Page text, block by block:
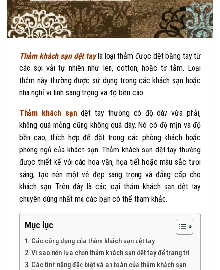
Thảm khách sạn dệt taylà loại thảm được dệt bằng tay từ
các sợi vải tự nhiên như len, cotton, hoặc tơ tằm. Loại
thảm này thường được sử dụng trong các khách sạn hoặc
nhà nghỉ vì tính sang trọng và độ bền cao.
Thảm khách sạndệt tay thường có độ dày vừa phải,
không quá mỏng cũng không quá dày. Nó có độ mịn và độ
bền cao, thích hợp để đặt trong các phòng khách hoặc
phòng ngủ của khách sạn. Thảm khách sạn dệt tay thường
được thiết kế với các hoa văn, họa tiết hoặc màu sắc tươi
sáng, tạo nên một vẻ đẹp sang trọng và đẳng cấp cho
khách sạn. Trên đây là các loại thảm khách sạn dệt tay
chuyên dùng nhất mà các bạn có thể tham khảo.
Mục lục
1. Các công dụng của thảm khách sạn dệt tay
2. Vì sao nên lựa chọn thảm khách sạn dệt tay để trang trí
3. Các tính năng đặc biệt và an toàn của thảm khách sạn